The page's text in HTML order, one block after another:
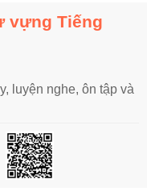
vựng Tiếng
luyện nghe, ôn tập và